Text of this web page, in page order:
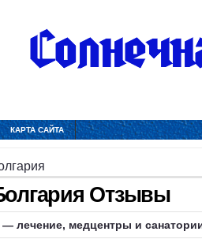
КАРТА САЙТА
Отзывы
— лечение, медцентры и